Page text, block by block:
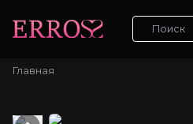
Главная